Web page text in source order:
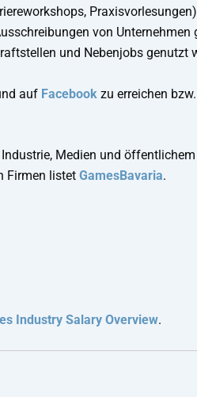
von Unternehmen
und Nebenjobs genutzt
auf Facebook zu erreichen
Medien und öffentlichem
Firmen listet GamesBavaria.
Industry Salary Overview.